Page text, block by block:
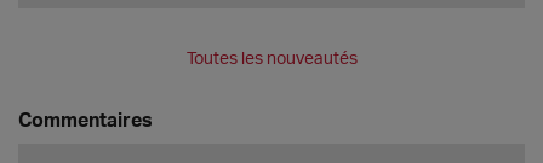
Toutes les nouveautés
Commentaires